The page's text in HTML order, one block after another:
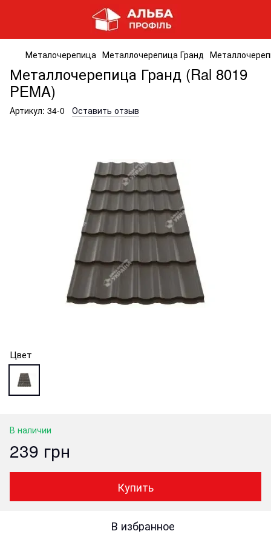
Металочерепица Металлочерепица Гранд
Металлочерепица Гранд (Ral 8019
PEMA)
Артикул: 34-0 Оставить отзыв
Цвет
В наличии
239 грн
Купить
В избранное